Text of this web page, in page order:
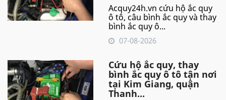
Acquy24h.vn cứu hộ ắc quy
ô tô, câu bình ắc quy và thay
bình ắc quy ô...
07-08-2026
Cứu hộ ắc quy, thay
bình ắc quy ô tô tận nơi
tại Kim Giang, quận
Thanh...